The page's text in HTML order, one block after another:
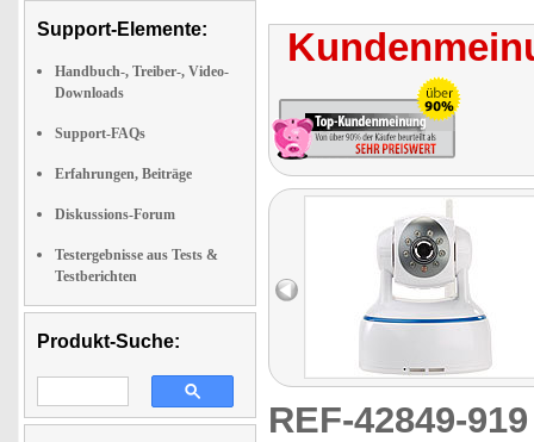
Support-Elemente:
Handbuch-, Treiber-, Video-
Downloads
Support-FAQs
Erfahrungen, Beiträge
Diskussions-Forum
Testergebnisse aus Tests &
Testberichten
Produkt-Suche:
REF-42849-